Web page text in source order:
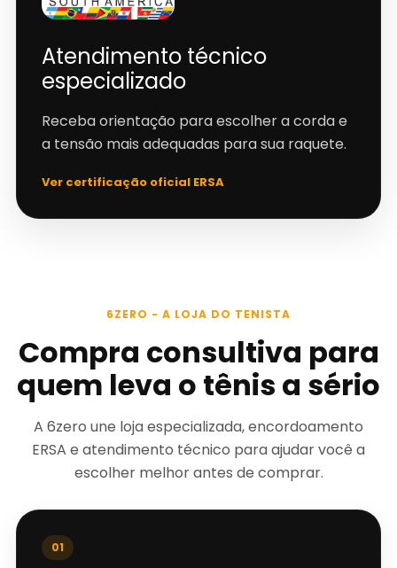
Atendimento técnico
especializado
Receba orientação para escolher a corda e
a tensão mais adequadas para sua raquete.
Ver certificação oficial ERSA
6ZERO - A LOJA DO TENISTA
Compra consultiva para
quem leva o tênis a sério
A 6zero une loja especializada, encordoamento
ERSA e atendimento técnico para ajudar você a
escolher melhor antes de comprar.
01